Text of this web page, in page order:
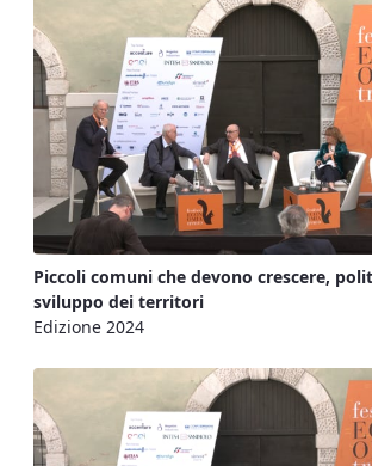
Piccoli comuni che devono crescere,
sviluppo dei territori
Edizione 2024